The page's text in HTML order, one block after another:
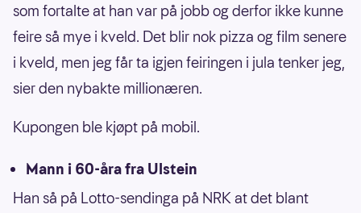
som fortalte at han var på jobb og derfor ikke kunne
feire så mye i kveld. Det blir nok pizza og film senere
i kveld, men jeg får ta igjen feiringen i jula tenker jeg,
sier den nybakte millionæren.
Kupongen ble kjøpt på mobil.
Mann i 60-åra fra Ulstein
Han så på Lotto-sendinga på NRK at det blant